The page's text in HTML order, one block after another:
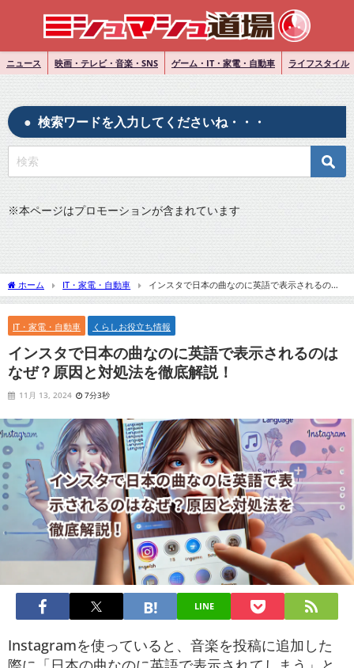
ニュース 映画・テレビ・音楽・SNS ゲーム・IT・家電・自動車 ライフスタイル
検索ワードを入力してくださいね・・・
※本ページはプロモーションが含まれています
ホーム IT・家電・自動車
インスタで日本の曲なのに英語で表示されるのは
なぜ？原因と対処法を徹底解説！
IT・家電・自動車 くらしお役立ち情報
インスタで日本の曲なのに英語で表示されるのは
なぜ？原因と対処法を徹底解説！
11月 13, 2024 7分3秒
LINE
Instagramを使っていると、音楽を投稿に追加した